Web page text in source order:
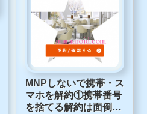
MNPしないで携帯・ス
マホを解約①携帯番号
を捨てる解約は面倒。